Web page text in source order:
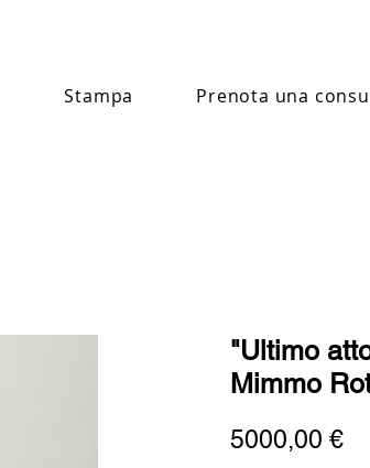
Stampa Prenota una
"Ultimo
Mimmo
5000,00 €